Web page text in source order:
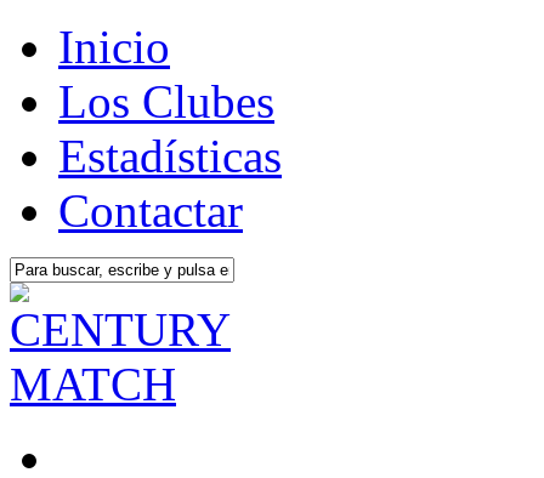
Inicio
Los Clubes
Estadísticas
Contactar